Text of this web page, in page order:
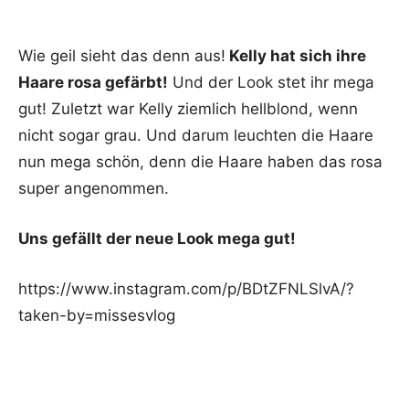
Wie geil sieht das denn aus! Kelly hat sich ihre
Haare rosa gefärbt! Und der Look stet ihr mega
gut! Zuletzt war Kelly ziemlich hellblond, wenn
nicht sogar grau. Und darum leuchten die Haare
nun mega schön, denn die Haare haben das rosa
super angenommen.
Uns gefällt der neue Look mega gut!
https://www.instagram.com/p/BDtZFNLSlvA/?
taken-by=missesvlog